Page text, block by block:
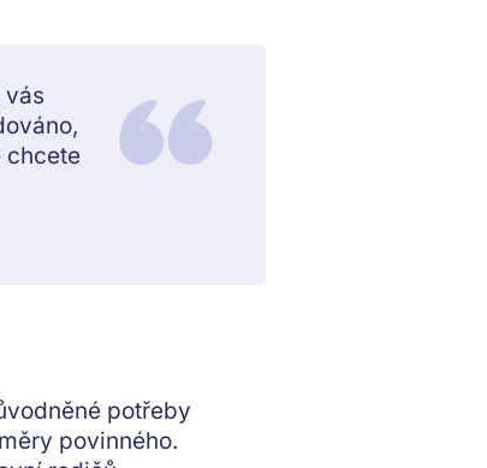
vás
chcete
potřeby
povinného.